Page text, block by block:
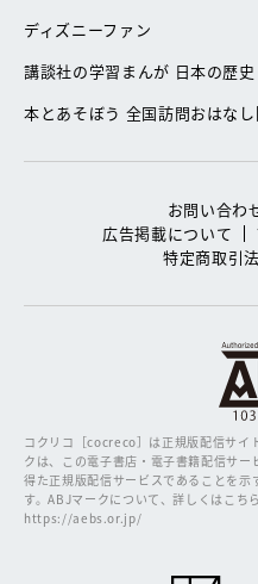
ディズニーファン
講談社の学習まんが 日本の歴史
本とあそぼう 全国訪問おはな
お問い合わ
広告掲載について
特定商取引
コクリコ［cocreco］は正規版配信サイ
クは、この電子書店・電子書籍配信サ
得た正規版配信サービスであることを
す。ABJマークについて、詳しくはこち
https://aebs.or.jp/